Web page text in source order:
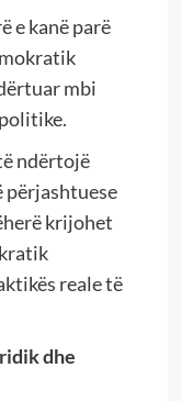
e kanë parë
mbi
ndërtojë
krijohet
reale të
dhe